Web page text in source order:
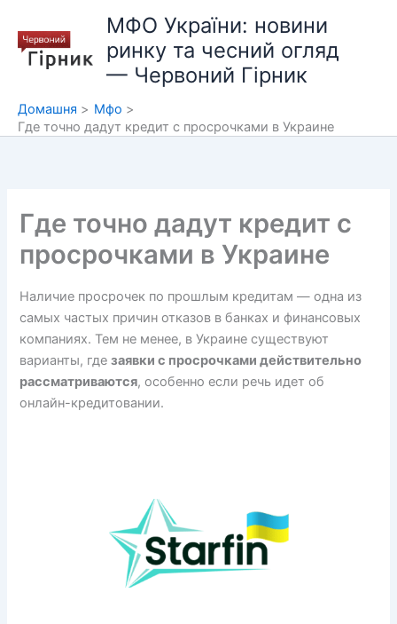
вмісту
МФО України: новини
ринку та чесний огляд
— Червоний Гірник
Домашня
Мфо
Где точно дадут кредит с просрочками в Украине
Где точно дадут кредит с
просрочками в Украине
Наличие просрочек по прошлым кредитам — одна из
самых частых причин отказов в банках и финансовых
компаниях. Тем не менее, в Украине существуют
варианты, гдезаявки с просрочками действительно
рассматриваются, особенно если речь идет об
онлайн-кредитовании.